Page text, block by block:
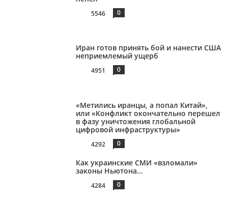
5546 0
Иран готов принять бой и нанести США
неприемлемый ущерб
4951 0
«Метились иранцы, а попал Китай»,
или «Конфликт окончательно перешел
в фазу уничтожения глобальной
цифровой инфраструктуры»
4292 0
Как украинские СМИ «взломали»
законы Ньютона…
4284 0